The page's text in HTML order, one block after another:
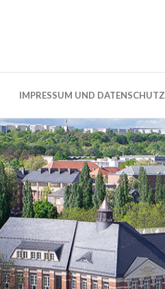
IMPRESSUM UND DATENSCHUTZ